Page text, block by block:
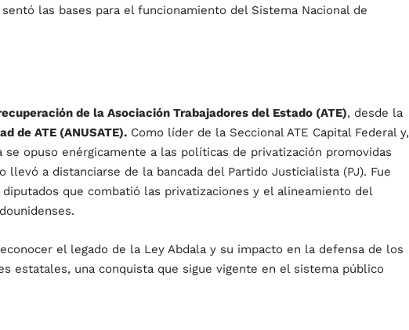
las bases para el funcionamiento del Sistema Nacional de
de la Asociación Trabajadores del Estado (ATE), desde la
de ATE (ANUSATE). Como líder de la Seccional ATE Capital Federal y,
se opuso enérgicamente a las políticas de privatización promovidas
a distanciarse de la bancada del Partido Justicialista (PJ). Fue
que combatió las privatizaciones y el alineamiento del
el legado de la Ley Abdala y su impacto en la defensa de los
estatales, una conquista que sigue vigente en el sistema público